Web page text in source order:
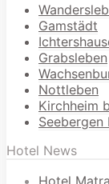
Gamstädt
Grabsleben
Nottleben
Kirchheim
Seebergen
Hotel News
Hotel